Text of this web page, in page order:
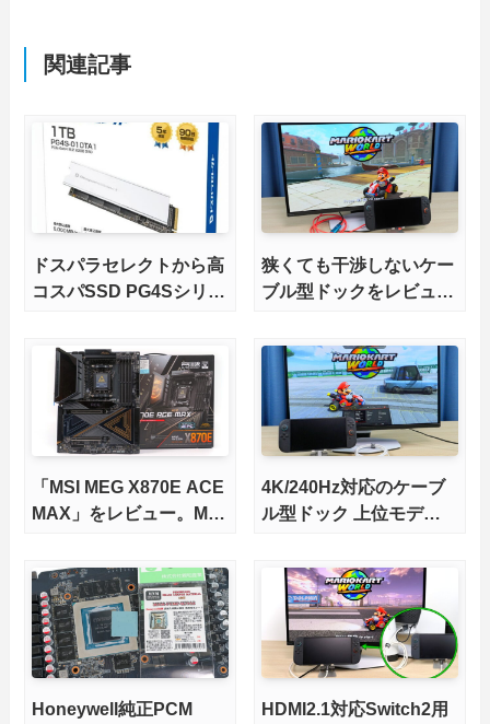
関連記事
ドスパラセレクトから高
コスパSSD PG4Sシリー
狭くても干渉しないケー
ブル型ドックをレビュ
「MSI MEG X870E ACE
MAX」をレビュー。M.2
版X870Eマザーボードを
徹底検証
4K/240Hz対応のケーブ
ル型ドック 上位モデル
ゲーミングノートPCの
併用にオススメ！
Honeywell純正PCM
HDMI2.1対応Switch2用